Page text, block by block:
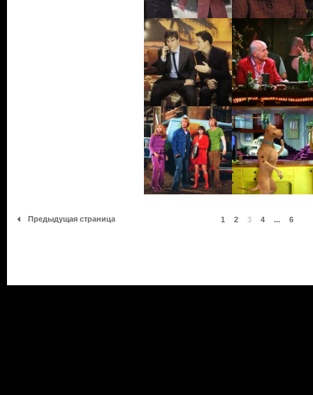
Предыдущая страница 1 2 3 4 ... 6